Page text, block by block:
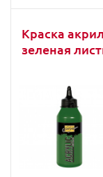
Краска
зеленая